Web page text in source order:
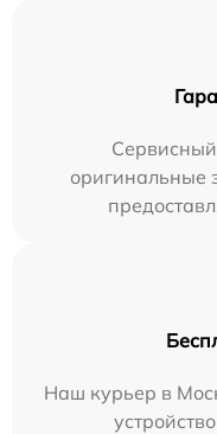
оригинальные
Наш курьер в